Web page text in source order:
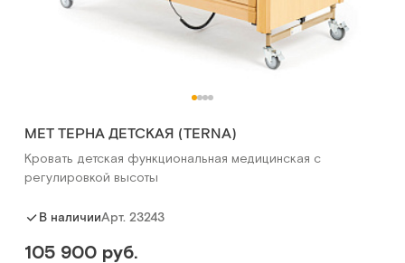
MET ТЕРНА ДЕТСКАЯ (TERNA)
Кровать детская функциональная медицинская с
регулировкой высоты
В наличииАрт. 23243
105 900 руб.